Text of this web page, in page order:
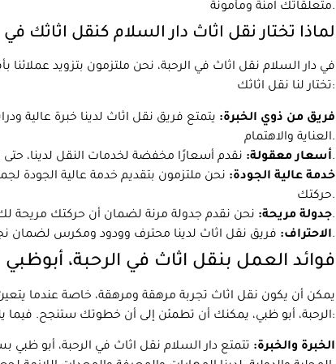
متعلقاتك آمنة ومأمونة.
لماذا تختار نقل اثاث دار السلام كنقل اثاثك في
في دار السلام نقل اثاث في الرحبة، نحن ملتزمون بتزويد
تختار لنا نقل اثاثك:
فريق من ذوي الخبرة: يتمتع فريق نقل اثاث لدينا خبرة عالية
العناية والاهتمام.
أسعار معقولة:نقدم أسعارًا مخفضة لخدمات النقل لدينا، حتى تتمكن من التنقل دون كسر البنك.
خدمة عالية الجودة: نحن ملتزمون بتقديم خدمة عالية الجودة
حركتك.
جدولة مريحة:نحن نقدم جدولة مرنة لضمان أن حركتك مريحة لك.
الاحتراف:فريق نقل اثاث لدينا محترف وودود ومكرس لضمان نجاح حركتك.
فوائد العمل بنقل اثاث في الرحبة، أبوظبي
يمكن أن يكون نقل اثاث تجربة مرهقة ومرهقة، خاصة عندما
الرحبة، أبو ظبي، يمكنك أن تطمئن إلى أن خطوتك ستنجح. فيما يلي بعض فوائد التعاقد مع شركات نقل ملكية محترفة:
الخبرة والخبرة: تتمتع دار السلام نقل اثاث في الرحبة، أبو